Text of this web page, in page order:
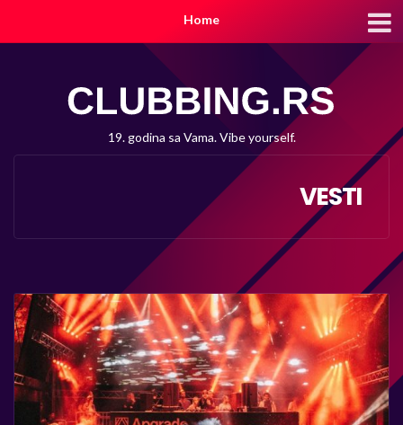
Home
19. godina sa Vama. Vibe yourself.
VESTI